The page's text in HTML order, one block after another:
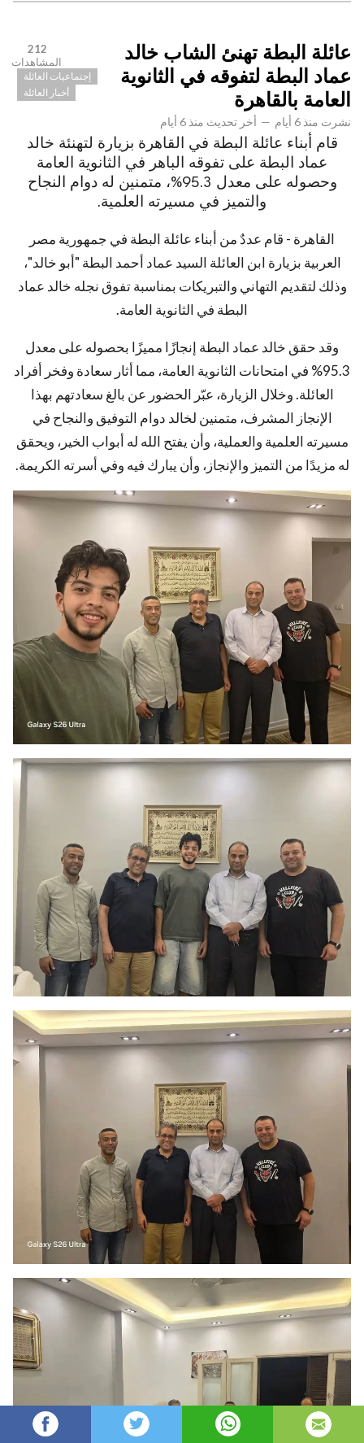
عائلة البطة تهنئ الشاب خالد
عماد البطة لتفوقه في الثانوية
العامة بالقاهرة
نشرت منذ 6 أيام — أخر تحديث منذ 6 أيام
212
المشاهدات
إجتماعيات العائلة
أخبار العائلة
قام أبناء عائلة البطة في القاهرة بزيارة لتهنئة خالد
عماد البطة على تفوقه الباهر في الثانوية العامة
وحصوله على معدل 95.3%، متمنين له دوام النجاح
والتميز في مسيرته العلمية.
القاهرة - قام عددٌ من أبناء عائلة البطة في جمهورية مصر
العربية بزيارة ابن العائلة السيد عماد أحمد البطة "أبو خالد"،
وذلك لتقديم التهاني والتبريكات بمناسبة تفوق نجله خالد عماد
البطة في الثانوية العامة.
وقد حقق خالد عماد البطة إنجازًا مميزًا بحصوله على معدل
95.3% في امتحانات الثانوية العامة، مما أثار سعادة وفخر أفراد
العائلة. وخلال الزيارة، عبّر الحضور عن بالغ سعادتهم بهذا
الإنجاز المشرف، متمنين لخالد دوام التوفيق والنجاح في
مسيرته العلمية والعملية، وأن يفتح الله له أبواب الخير، ويحقق
له مزيدًا من التميز والإنجاز، وأن يبارك فيه وفي أسرته الكريمة.